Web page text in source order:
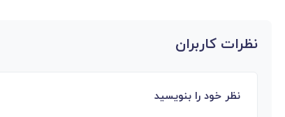
نظرات کاربران
نظر خود را بنویسید